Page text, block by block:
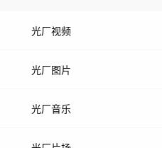
光厂视频
上传视频
光厂图片
上传图片
光厂音乐